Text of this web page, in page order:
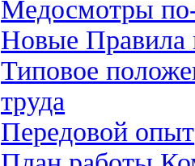
Медосмотры
Новые Правила
Типовое
труда
Передовой опыт